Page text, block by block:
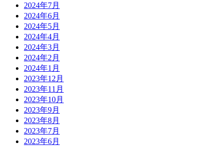
2024年7月
2024年6月
2024年5月
2024年4月
2024年3月
2024年2月
2024年1月
2023年12月
2023年11月
2023年10月
2023年9月
2023年8月
2023年7月
2023年6月